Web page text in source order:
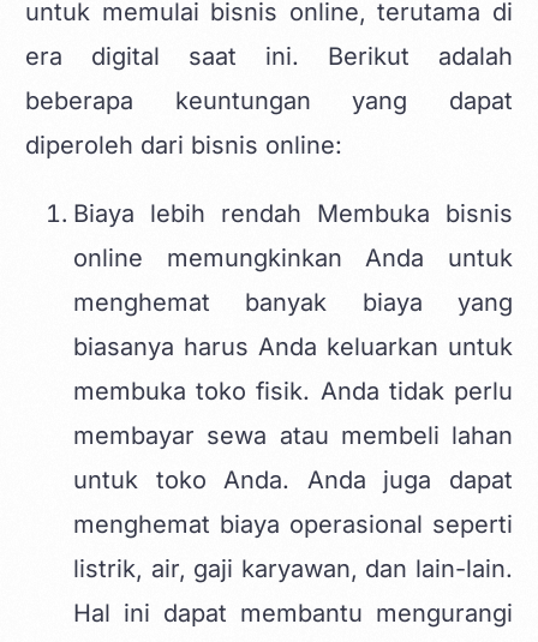
untuk memulai bisnis online, terutama di
era digital saat ini. Berikut adalah
beberapa keuntungan yang dapat
diperoleh dari bisnis online:
Biaya lebih rendah Membuka bisnis
online memungkinkan Anda untuk
menghemat banyak biaya yang
biasanya harus Anda keluarkan untuk
membuka toko fisik. Anda tidak perlu
membayar sewa atau membeli lahan
untuk toko Anda. Anda juga dapat
menghemat biaya operasional seperti
listrik, air, gaji karyawan, dan lain-lain.
Hal ini dapat membantu mengurangi